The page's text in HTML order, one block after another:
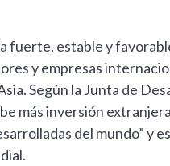
fuerte, estable y
y empresas
Según la Junta de
más inversión
del mundo” y